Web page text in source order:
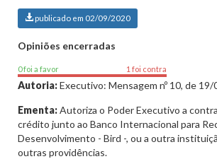
publicado em 02/09/2020
Opiniões encerradas
0 foi a favor 1 foi contra
Autoria:Executivo: Mensagem nº 10, de
Ementa:Autoriza o Poder Executivo a
crédito junto ao Banco Internacional para
Desenvolvimento - Bird -, ou a outra
outras providências.